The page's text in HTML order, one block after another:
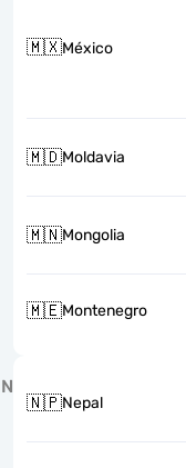
🇲🇽México
🇲🇩Moldavia
🇲🇳Mongolia
🇲🇪Montenegro
N
🇳🇵Nepal